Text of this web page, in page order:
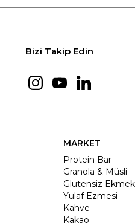
Bizi Takip Edin
MARKET
Protein Bar
Granola & Müsli
Glutensiz
Yulaf Ezmesi
Kahve
Kakao